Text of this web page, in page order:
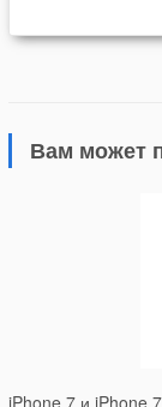
Вам может
iPhone 7 и iPhone